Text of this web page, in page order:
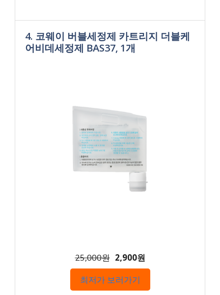
4. 코웨이 버블세정제 카트리지 더블케
어비데세정제 BAS37, 1개
25,000원 2,900원
최저가 보러가기